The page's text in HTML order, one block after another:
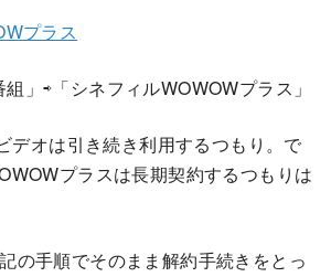
プラス
組」⇨「シネフィルWOWOWプラス」
デオは引き続き利用するつもり。で
プラスは長期契約するつもりは
の手順でそのまま解約手続きをとっ